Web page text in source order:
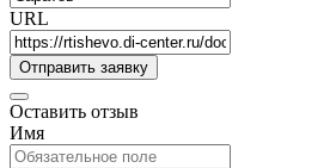
URL
Оставить отзыв
Имя